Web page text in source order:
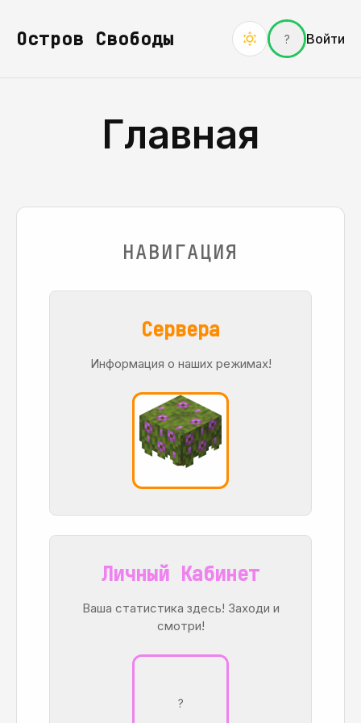
Остров Свободы ? Войти
Главная
НАВИГАЦИЯ
Сервера
Информация о наших режимах!
Личный Кабинет
Ваша статистика здесь! Заходи и
смотри!
?